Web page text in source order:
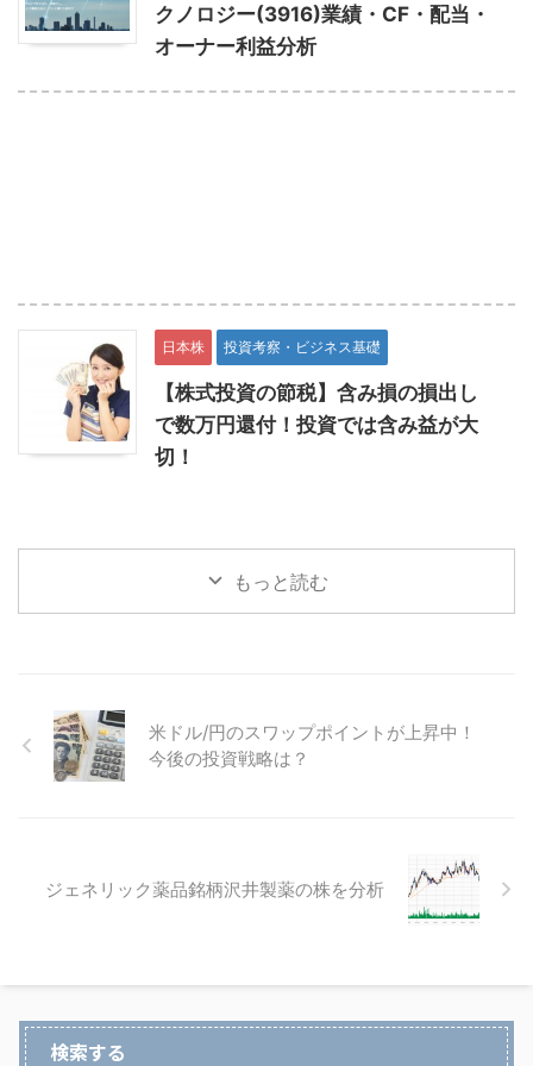
クノロジー(3916)業績・CF・配当・
オーナー利益分析
日本株 投資考察・ビジネス基礎
【株式投資の節税】含み損の損出し
で数万円還付！投資では含み益が大
切！
もっと読む
米ドル/円のスワップポイントが上昇中！
今後の投資戦略は？
ジェネリック薬品銘柄沢井製薬の株を分析
検索する